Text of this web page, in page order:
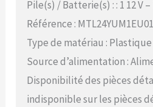
Pile(s) / Batterie(s) : : 1 12 V
Référence : MTL24YUM1EU01
Type de matériau : Plastique
Source d’alimentation :
Disponibilité des pièces
indisponible sur les pièces